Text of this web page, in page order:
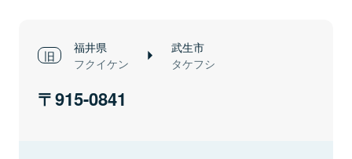
福井県
フクイケン
武生市
タケフシ
915-0841